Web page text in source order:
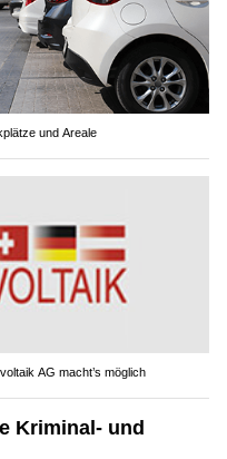
und Areale
AG macht’s möglich
Kriminal- und